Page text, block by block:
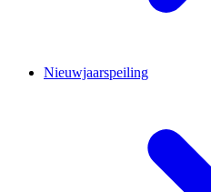
Nieuwjaarspeiling